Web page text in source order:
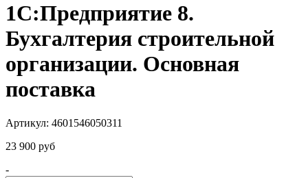
1С:Предприятие 8.
Бухгалтерия строительной
организации. Основная
поставка
Артикул: 4601546050311
23 900 pуб
-